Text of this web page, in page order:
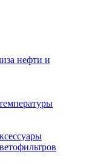
нефти и